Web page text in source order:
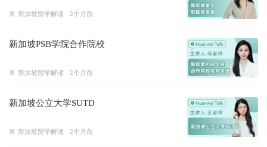
新加坡留学解读 2个月前
新加坡PSB学院合作院校
新加坡留学解读 2个月前
新加坡公立大学SUTD
新加坡留学解读 2个月前